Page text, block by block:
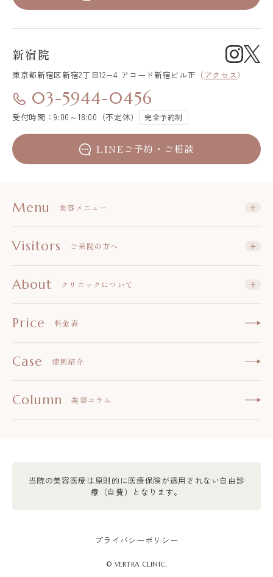
新宿院
東京都新宿区新宿2丁目12−4 アコード新宿ビル7F （アクセス）
03-5944-0456
受付時間：9:00～18:00（不定休） 完全予約制
LINEご予約・ご相談
Menu 美容メニュー
Visitors ご来院の方へ
About クリニックについて
Price 料金表
Case 症例紹介
Column 美容コラム
当院の美容医療は原則的に医療保険が適用されない自由診
療（自費）となります。
プライバシーポリシー
© VERTRA CLINIC.